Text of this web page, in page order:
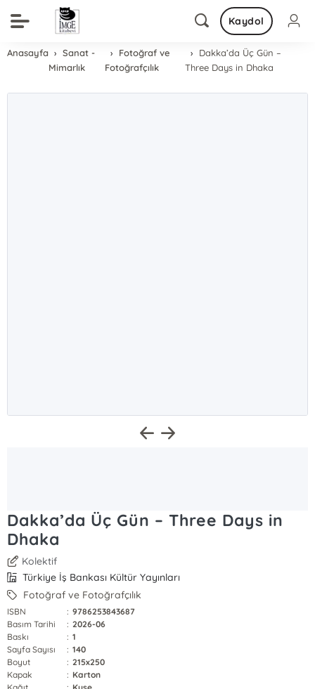
Kaydol
Anasayfa
Sanat -
Mimarlık
Fotoğraf ve
Fotoğrafçılık
Dakka’da Üç Gün –
Three Days in Dhaka
Dakka’da Üç Gün – Three Days in
Dhaka
Kolektif
Türkiye İş Bankası Kültür Yayınları
Fotoğraf ve Fotoğrafçılık
ISBN : 9786253843687
Basım Tarihi
: 2026-06
Baskı
: 1
Sayfa Sayısı
: 140
Boyut
: 215x250
Kapak
: Karton